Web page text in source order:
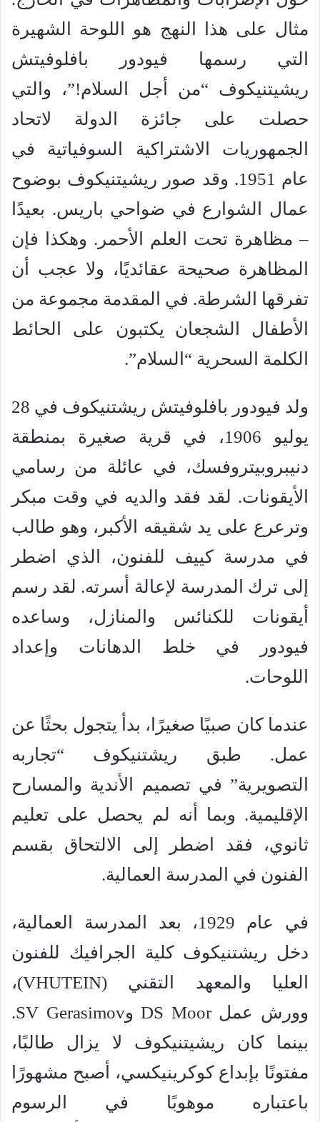
مثال على هذا النهج هو اللوحة الشهيرة
التي رسمها فيودور بافلوفيتش
ريشيتنيكوف “من أجل السلام!”، والتي
حصلت على جائزة الدولة لاتحاد
الجمهوريات الاشتراكية السوفياتية في
عام 1951. وقد صور ريشيتنيكوف بوضوح
عمال الشوارع في ضواحي باريس. بعيدًا
– مظاهرة تحت العلم الأحمر. وهكذا فإن
المظاهرة صحيحة عقائديًا، ولا عجب أن
تفرقها الشرطة. في المقدمة مجموعة من
الأطفال الشجعان يكتبون على الحائط
الكلمة السحرية “السلام”.
ولد فيودور بافلوفيتش ريشتنيكوف في 28
يوليو 1906، في قرية صغيرة بمنطقة
دنيبروبيتروفسك، في عائلة من رسامي
الأيقونات. لقد فقد والديه في وقت مبكر
وترعرع على يد شقيقه الأكبر، وهو طالب
في مدرسة كييف للفنون، الذي اضطر
إلى ترك المدرسة لإعالة أسرته. لقد رسم
أيقونات للكنائس والمنازل، وساعده
فيودور في خلط الدهانات وإعداد
اللوحات.
عندما كان صبيًا صغيرًا، بدأ يتجول بحثًا عن
عمل. طبق ريشتنيكوف “تجاربه
التصويرية” في تصميم الأندية والمسارح
الإقليمية. وبما أنه لم يحصل على تعليم
ثانوي، فقد اضطر إلى الالتحاق بقسم
الفنون في المدرسة العمالية.
في عام 1929، بعد المدرسة العمالية،
دخل ريشتنيكوف كلية الجرافيك للفنون
العليا والمعهد التقني (VHUTEIN)،
وورش عمل DS Moor وSV Gerasimov.
بينما كان ريشيتنيكوف لا يزال طالبًا،
مفتونًا بإبداع كوكرينيكسي، أصبح مشهورًا
باعتباره موهوبًا في الرسوم